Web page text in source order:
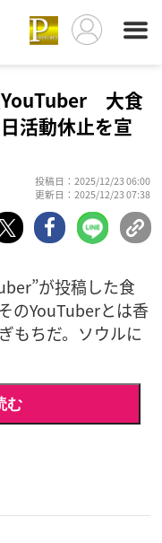
YouTuber 大食
活動休止を宣
投稿日：2025/12/23 06:00
更新日：2025/12/23 07:38
が投稿した食
のYouTuberとは香
もちだ。ソウルに
む